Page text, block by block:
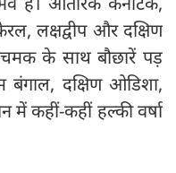
लक्षद्वीप और दक्षिण
के साथ बौछारें पड़
बंगाल, दक्षिण ओडिशा,
में कहीं-कहीं हल्की वर्षा